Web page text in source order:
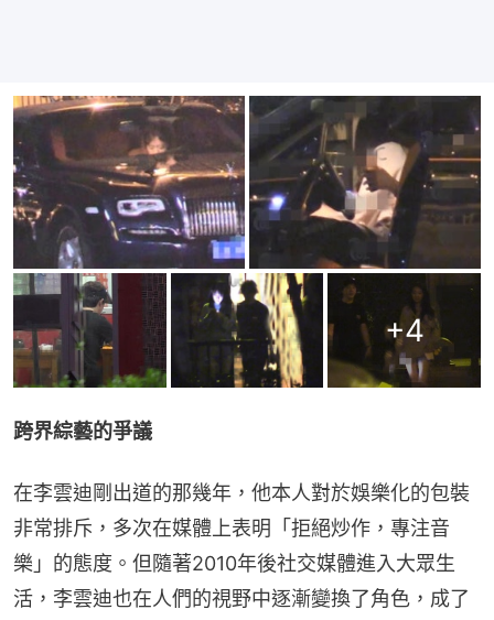
+4
跨界綜藝的爭議
在李雲迪剛出道的那幾年，他本人對於娛樂化的包裝
非常排斥，多次在媒體上表明「拒絕炒作，專注音
樂」的態度。但隨著2010年後社交媒體進入大眾生
活，李雲迪也在人們的視野中逐漸變換了角色，成了